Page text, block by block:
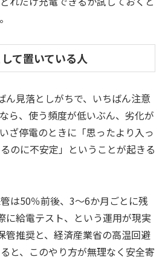
て置いている人
ん見落としがちで、いちばん注意
ら、使う頻度が低いぶん、劣化が
ざ停電のときに「思ったより入っ
のに不安定」ということが起きる
は50％前後、3〜6か月ごとに残
に給電テスト、という運用が現実
管推奨と、経済産業省の高温回避
と、このやり方が無理なく安全寄